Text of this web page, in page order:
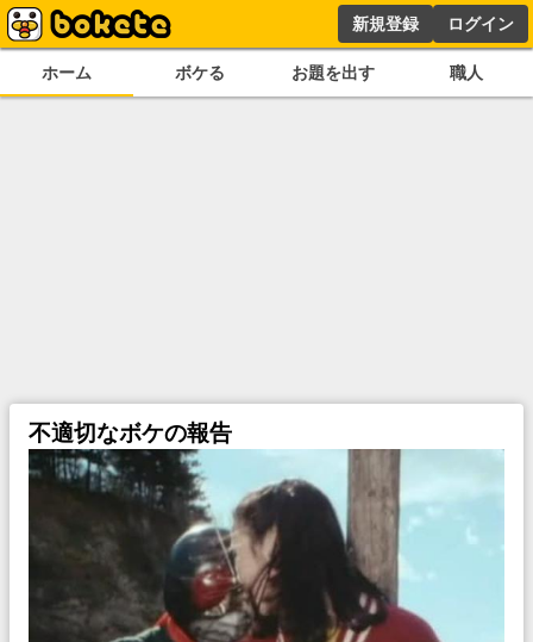
新規登録 ログイン
ホーム ボケる お題を出す 職人
不適切なボケの報告